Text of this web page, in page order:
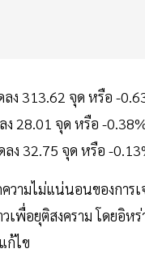
ง 313.62 จุด หรือ -
28.01 จุด หรือ -
ง 32.75 จุด หรือ -
วามไม่แน่นอนของกา
เพื่อยุติสงคราม โดย
ก้ไข